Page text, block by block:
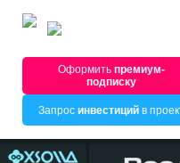
Оформитьпремиум-
подписку
Запрос инвестицийв